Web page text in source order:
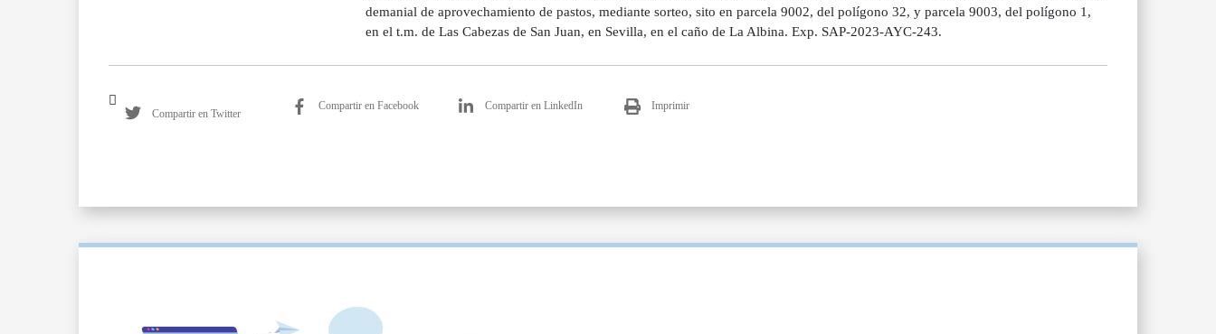
demanial de aprovechamiento de pastos, mediante sorteo, sito en parcela 9002, del polígono 32, y parcela 9003, del polígono 1,
en el t.m. de Las Cabezas de San Juan, en Sevilla, en el caño de La Albina. Exp. SAP-2023-AYC-243.
Compartir en Twitter
Compartir en Facebook Compartir en LinkedIn Imprimir